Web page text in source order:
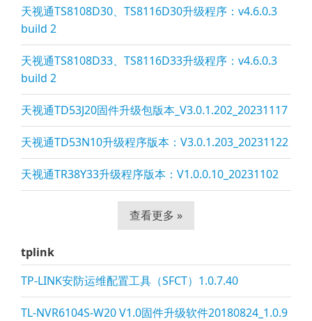
天视通TS8108D30、TS8116D30升级程序：v4.6.0.3
build 2
天视通TS8108D33、TS8116D33升级程序：v4.6.0.3
build 2
天视通TD53J20固件升级包版本_V3.0.1.202_20231117
天视通TD53N10升级程序版本：V3.0.1.203_20231122
天视通TR38Y33升级程序版本：V1.0.0.10_20231102
查看更多 »
tplink
TP-LINK安防运维配置工具（SFCT）1.0.7.40
TL-NVR6104S-W20 V1.0固件升级软件20180824_1.0.9